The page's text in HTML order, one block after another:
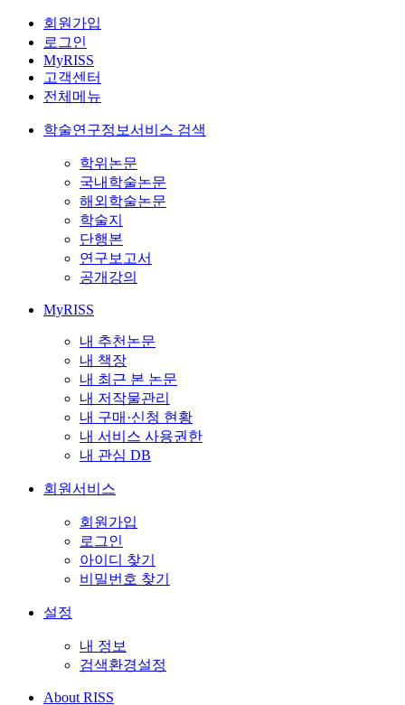
회원가입
로그인
MyRISS
고객센터
전체메뉴
학술연구정보서비스 검색
학위논문
국내학술논문
해외학술논문
학술지
단행본
연구보고서
공개강의
MyRISS
내 추천논문
내 책장
내 최근 본 논문
내 저작물관리
내 구매·신청 현황
내 서비스 사용권한
내 관심 DB
회원서비스
회원가입
로그인
아이디 찾기
비밀번호 찾기
설정
내 정보
검색환경설정
About RISS